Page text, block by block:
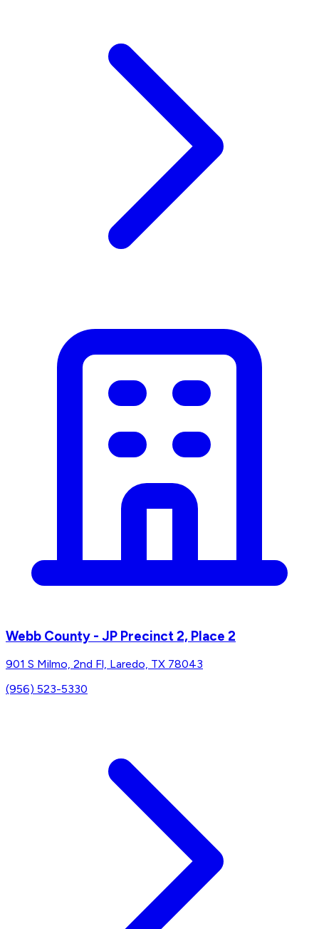
Webb County - JP Precinct 2, Place 2
901 S Milmo, 2nd Fl, Laredo, TX 78043
(956) 523-5330